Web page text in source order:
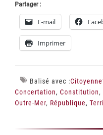
Partager :
E-mail
Imprimer
Balisé avec :
Concertation, Constitution,
Outre-Mer, République,